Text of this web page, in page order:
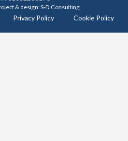
& design:S-D Consulting
Privacy Policy Cookie Policy